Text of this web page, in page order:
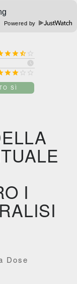
Powered by
 

  
SÌ
I
Dose